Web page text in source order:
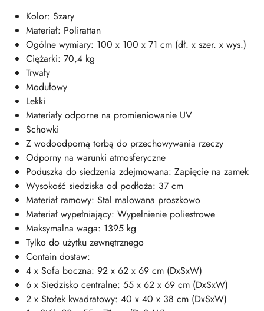
Kolor: Szary
Materiał: Polirattan
Ogólne wymiary: 100 x 100 x 71 cm (dł. x szer. x wys.)
Ciężarki: 70,4 kg
Trwały
Modułowy
Lekki
Materiały odporne na promieniowanie UV
Schowki
Z wodoodporną torbą do przechowywania rzeczy
Odporny na warunki atmosferyczne
Poduszka do siedzenia zdejmowana: Zapięcie na zamek
Wysokość siedziska od podłoża: 37 cm
Materiał ramowy: Stal malowana proszkowo
Materiał wypełniający: Wypełnienie poliestrowe
Maksymalna waga: 1395 kg
Tylko do użytku zewnętrznego
Contain dostaw:
4 x Sofa boczna: 92 x 62 x 69 cm (DxSxW)
6 x Siedzisko centralne: 55 x 62 x 69 cm (DxSxW)
2 x Stołek kwadratowy: 40 x 40 x 38 cm (DxSxW)